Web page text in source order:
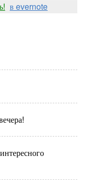
в evernote